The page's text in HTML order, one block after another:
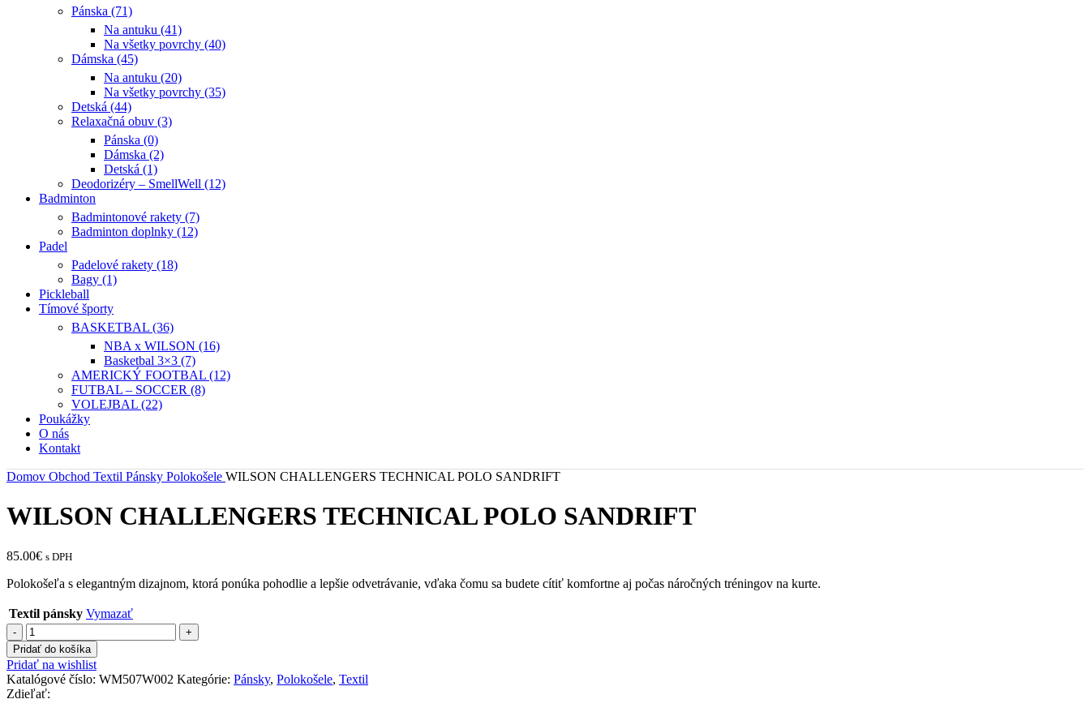
Pánska (71)
Na antuku (41)
Na všetky povrchy (40)
Dámska (45)
Na antuku (20)
Na všetky povrchy (35)
Detská (44)
Relaxačná obuv (3)
Pánska (0)
Dámska (2)
Detská (1)
Deodorizéry – SmellWell (12)
Badminton
Badmintonové rakety (7)
Badminton doplnky (12)
Padel
Padelové rakety (18)
Bagy (1)
Pickleball
Tímové športy
BASKETBAL (36)
NBA x WILSON (16)
Basketbal 3×3 (7)
AMERICKÝ FOOTBAL (12)
FUTBAL – SOCCER (8)
VOLEJBAL (22)
Poukážky
O nás
Kontakt
Domov Obchod Textil Pánsky Polokošele WILSON CHALLENGERS TECHNICAL POLO SANDRIFT
WILSON CHALLENGERS TECHNICAL POLO SANDRIFT
85.00€ s DPH
Polokošeľa s elegantným dizajnom, ktorá ponúka pohodlie a lepšie odvetrávanie, vďaka čomu sa budete cítiť komfortne aj počas náročných tréningov na kurte.
Textil pánsky Vymazať
množstvo
WILSON
CHALLENGERS
TECHNICAL
POLO
SANDRIFT
Pridať do košíka
Pridať na wishlist
Katalógové číslo: WM507W002 Kategórie: Pánsky, Polokošele, Textil
Zdieľať: